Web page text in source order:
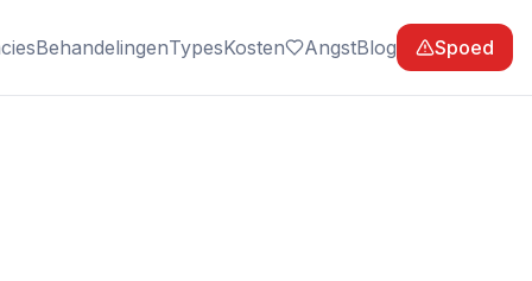
BehandelingenTypesKosten AngstBlog Spoed